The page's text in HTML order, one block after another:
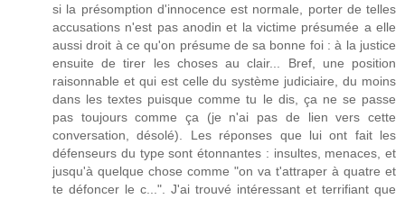
si la présomption d'innocence est normale, porter de telles
accusations n'est pas anodin et la victime présumée a elle
aussi droit à ce qu'on présume de sa bonne foi : à la justice
ensuite de tirer les choses au clair... Bref, une position
raisonnable et qui est celle du système judiciaire, du moins
dans les textes puisque comme tu le dis, ça ne se passe
pas toujours comme ça (je n'ai pas de lien vers cette
conversation, désolé). Les réponses que lui ont fait les
défenseurs du type sont étonnantes : insultes, menaces, et
jusqu'à quelque chose comme "on va t'attraper à quatre et
te défoncer le c...". J'ai trouvé intéressant et terrifiant que